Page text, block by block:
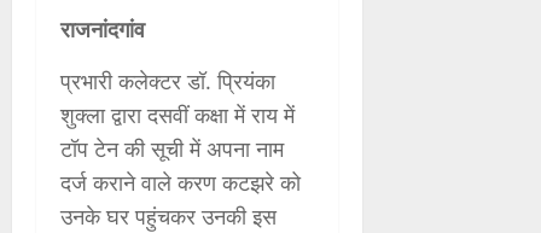
राजनांदगांव
प्रभारी कलेक्टर डॉ. प्रियंका
शुक्ला द्वारा दसवीं कक्षा में राय में
टॉप टेन की सूची में अपना नाम
दर्ज कराने वाले करण कटझरे को
उनके घर पहुंचकर उनकी इस